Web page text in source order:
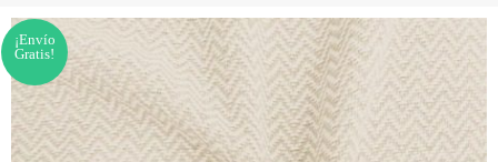
¡Envío
Gratis!